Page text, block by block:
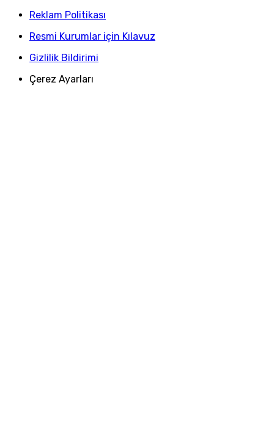
Reklam Politikası
Resmi Kurumlar için Kılavuz
Gizlilik Bildirimi
Çerez Ayarları